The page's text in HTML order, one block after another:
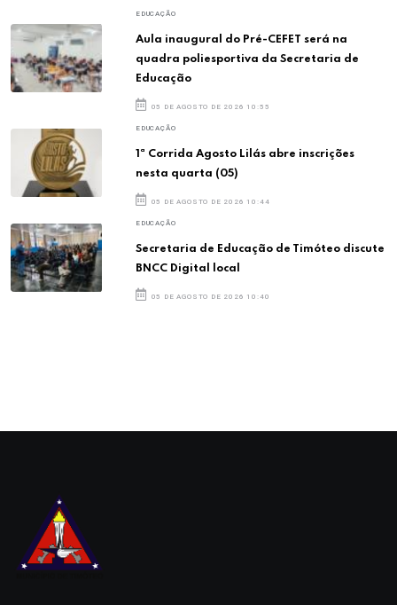
EDUCAÇÃO
Aula inaugural do Pré-CEFET será na
quadra poliesportiva da Secretaria de
Educação
05 DE AGOSTO DE 2026 10:55
EDUCAÇÃO
1ª Corrida Agosto Lilás abre inscrições
nesta quarta (05)
05 DE AGOSTO DE 2026 10:44
EDUCAÇÃO
Secretaria de Educação de Timóteo discute
BNCC Digital local
05 DE AGOSTO DE 2026 10:40